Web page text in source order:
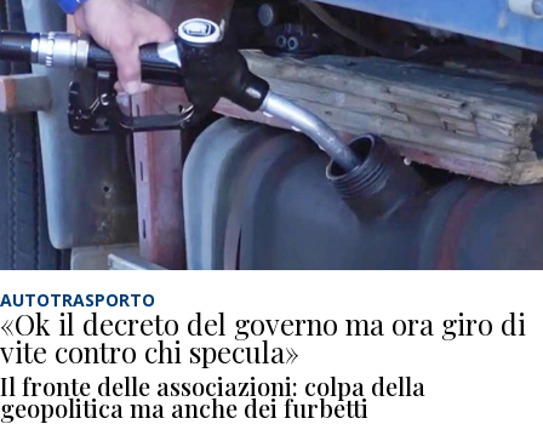
AUTOTRASPORTO
«Ok il decreto del governo ma ora giro di
vite contro chi specula»
Il fronte delle associazioni: colpa della
geopolitica ma anche dei furbetti